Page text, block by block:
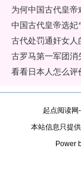
为何中国古代皇
中国古代皇帝选妃
古代处罚通奸女
古罗马第一军团消
看看日本人怎么评
起点阅读
本站信息只提
Power